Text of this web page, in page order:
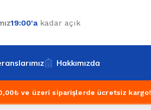
19:00'a kadar açık
Hakkımızda
ve üzeri siparişlerde ücretsiz kargo!